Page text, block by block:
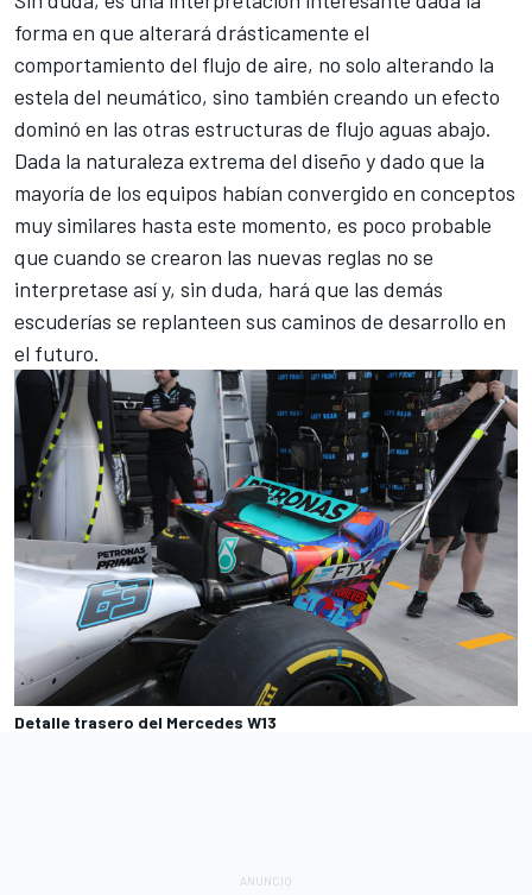
forma en que alterará drásticamente el
comportamiento del flujo de aire, no solo alterando la
estela del neumático, sino también creando un efecto
dominó en las otras estructuras de flujo aguas abajo.
Dada la naturaleza extrema del diseño y dado que la
mayoría de los equipos habían convergido en conceptos
muy similares hasta este momento, es poco probable
que cuando se crearon las nuevas reglas no se
interpretase así y, sin duda, hará que las demás
escuderías se replanteen sus caminos de desarrollo en
el futuro.
Detalle trasero del Mercedes W13